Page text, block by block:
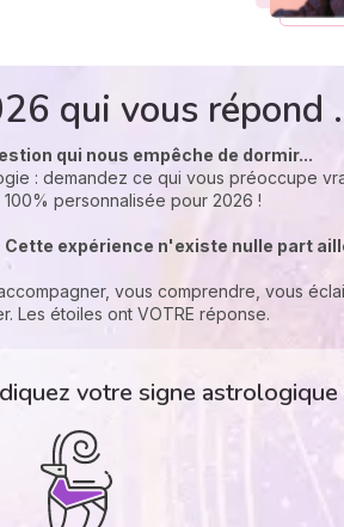
qui vous répond
qui nous empêche de dormir...
: demandez ce qui vous préoccupe
personnalisée pour 2026 !
expérience n'existe nulle part
vous comprendre, vous
Les étoiles ont VOTRE réponse.
votre signe astrologique